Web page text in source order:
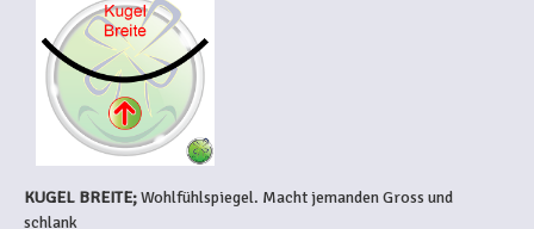
KUGEL BREITE;Wohlfühlspiegel. Macht jemanden Gross und
schlank